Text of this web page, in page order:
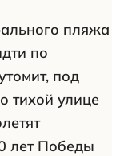
пляжа
по
под
тихой улице
лет Победы